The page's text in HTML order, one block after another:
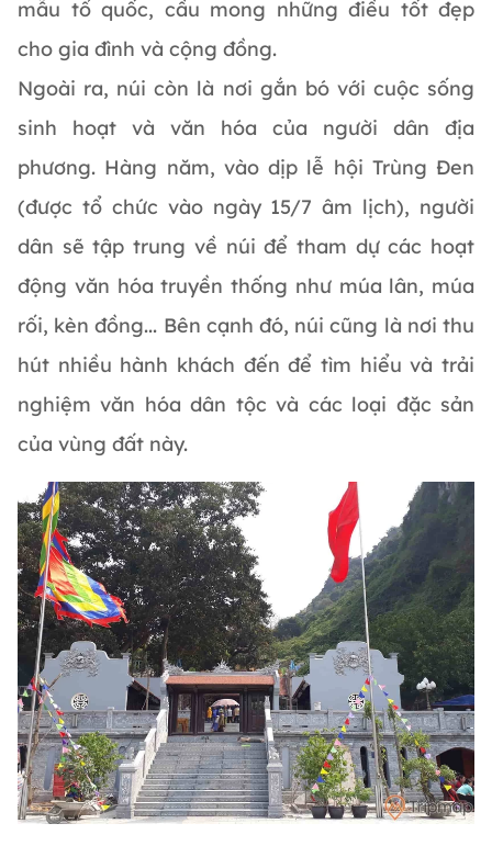
mẫu tổ quốc, cầu mong những điều tốt đẹp
cho gia đình và cộng đồng.
Ngoài ra, núi còn là nơi gắn bó với cuộc sống
sinh hoạt và văn hóa của người dân địa
phương. Hàng năm, vào dịp lễ hội Trùng Đen
(được tổ chức vào ngày 15/7 âm lịch), người
dân sẽ tập trung về núi để tham dự các hoạt
động văn hóa truyền thống như múa lân, múa
rối, kèn đồng... Bên cạnh đó, núi cũng là nơi thu
hút nhiều hành khách đến để tìm hiểu và trải
nghiệm văn hóa dân tộc và các loại đặc sản
của vùng đất này.